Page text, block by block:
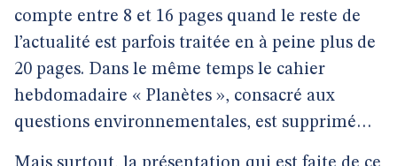
compte entre 8 et 16 pages quand le reste de
l’actualité est parfois traitée en à peine plus de
20 pages. Dans le même temps le cahier
hebdomadaire « Planètes », consacré aux
questions environnementales, est supprimé…